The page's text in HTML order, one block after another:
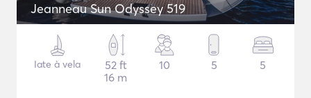
Jeanneau Sun Odyssey 519
Iate à vela
52 ft
16 m
10 5 5